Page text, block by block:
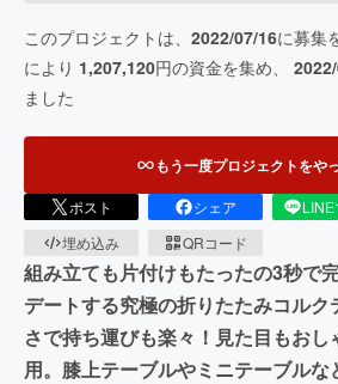
このプロジェクトは、 2022/07/16に募集
により 1,207,120円の資金を集め、
ました
もう一度プロジェクトをや
ポスト シェア
埋め込み
QRコード
組み立ても片付けもたったの3秒で
デートする究極の折りたたみコル
さで持ち運びも楽々！見た目もお
用。膝上テーブルやミニテーブル